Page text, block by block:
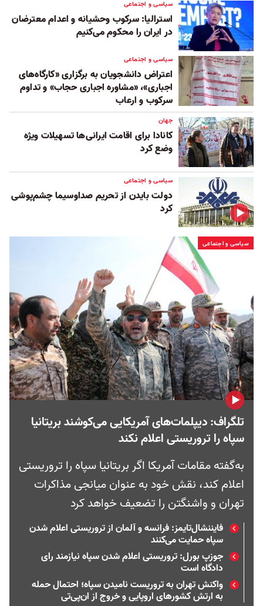
سیاسی و اجتماعی
استرالیا: سرکوب وحشیانه و اعدام معترضان
در ایران را محکوم می‌کنیم
سیاسی و اجتماعی
اعتراض دانشجویان به برگزاری «کارگاه‌های
اجباری»، «مشاوره اجباری حجاب» و تداوم
سرکوب و ارعاب
جهان
کانادا برای اقامت ایرانی‌ها تسهیلات ویژه
وضع کرد
سیاسی و اجتماعی
دولت بایدن از تحریم صدا‌وسیما چشم‌پوشی
کرد
سیاسی و اجتماعی
تلگراف: دیپلمات‌های آمریکایی می‌کوشند بریتانیا
سپاه را تروریستی اعلام نکند
به‌گفته مقامات آمریکا اگر بریتانیا سپاه را تروریستی
اعلام کند، نقش خود به عنوان میانجی مذاکرات
تهران و واشنگتن را تضعیف خواهد کرد
فایننشال‌تایمز: فرانسه و آلمان از تروریستی اعلام شدن
سپاه حمایت می‌کنند
جوزپ بورل: تروریستی اعلام شدن سپاه نیازمند رای
دادگاه است
واکنش تهران به تروریست نامیدن سپاه؛ احتمال حمله
به ارتش‌ کشورهای اروپایی و خروج از ان‌پی‌تی